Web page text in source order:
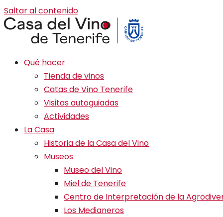
Saltar al contenido
Qué hacer
Tienda de vinos
Catas de Vino Tenerife
Visitas autoguiadas
Actividades
La Casa
Historia de la Casa del Vino
Museos
Museo del Vino
Miel de Tenerife
Centro de Interpretación de la
Los Medianeros